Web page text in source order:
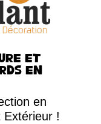
et
en
en
Extérieur !